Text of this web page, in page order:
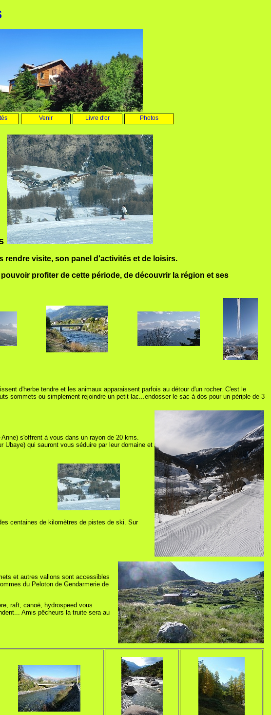
Venir Livre d'or Photos
rendre visite, son panel d'activités et de loisirs.
profiter de cette période, de découvrir la région et ses
d'herbe tendre et les animaux apparaissent parfois au détour d'un rocher. C'est le
sommets ou simplement rejoindre un petit lac...endosser le sac à dos pour un périple de 3
s'offrent à vous dans un rayon de 20 kms.
qui sauront vous séduire par leur domaine et
centaines de kilomètres de pistes de ski. Sur
et autres vallons sont accessibles
du Peloton de Gendarmerie de
raft, canoë, hydrospeed vous
Amis pêcheurs la truite sera au